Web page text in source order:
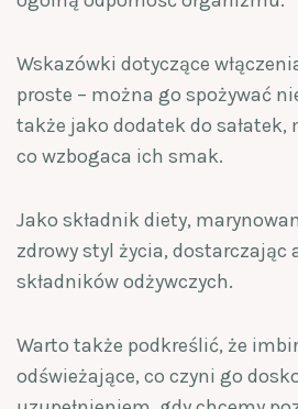
Wskazówki dotyczące
proste – można go spożywać
także jako dodatek do sałatek,
co wzbogaca ich smak.
Jako składnik diety,
zdrowy styl życia, dostarczając
składników odżywczych.
Warto także podkreślić, że
odświeżające, co czyni go